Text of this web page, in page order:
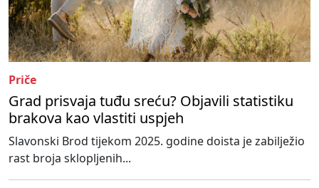
Priče
Grad prisvaja tuđu sreću? Objavili statistiku
brakova kao vlastiti uspjeh
Slavonski Brod tijekom 2025. godine doista je zabilježio
rast broja sklopljenih...